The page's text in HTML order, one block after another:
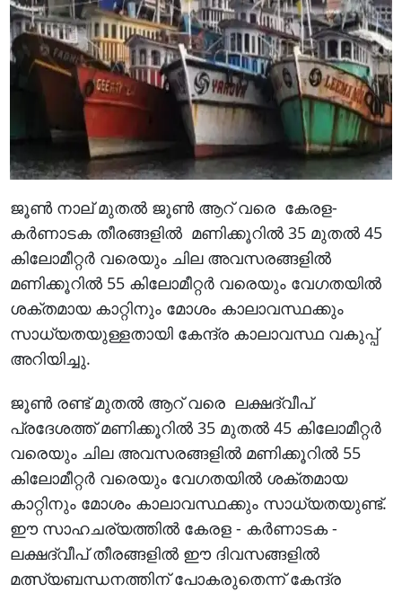
ജൂൺ നാല് മുതൽ ജൂൺ ആറ് വരെ കേരള-
കർണാടക തീരങ്ങളിൽ മണിക്കൂറിൽ 35 മുതൽ 45
കിലോമീറ്റർ വരെയും ചില അവസരങ്ങളിൽ
മണിക്കൂറിൽ 55 കിലോമീറ്റർ വരെയും വേഗതയിൽ
ശക്തമായ കാറ്റിനും മോശം കാലാവസ്ഥക്കും
സാധ്യതയുള്ളതായി കേന്ദ്ര കാലാവസ്ഥ വകുപ്പ്
അറിയിച്ചു.
ജൂൺ രണ്ട് മുതൽ ആറ് വരെ ലക്ഷദ്വീപ്
പ്രദേശത്ത് മണിക്കൂറിൽ 35 മുതൽ 45 കിലോമീറ്റർ
വരെയും ചില അവസരങ്ങളിൽ മണിക്കൂറിൽ 55
കിലോമീറ്റർ വരെയും വേഗതയിൽ ശക്തമായ
കാറ്റിനും മോശം കാലാവസ്ഥക്കും സാധ്യതയുണ്ട്.
ഈ സാഹചര്യത്തിൽ കേരള - കർണാടക -
ലക്ഷദ്വീപ് തീരങ്ങളിൽ ഈ ദിവസങ്ങളിൽ
മത്സ്യബന്ധനത്തിന് പോകരുതെന്ന് കേന്ദ്ര